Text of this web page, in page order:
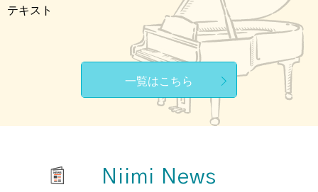
テキスト
一覧はこちら
Niimi News